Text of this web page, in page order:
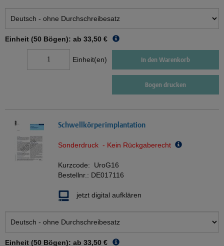
Einheit (50 Bögen): ab 33,50 €
Einheit(en) In den Warenkorb
Bogen drucken
Schwellkörperimplantation
Sonderdruck - Kein Rückgaberecht
Kurzcode: UroG16
Bestellnr.: DE017116
jetzt digital aufklären
Einheit (50 Bögen): ab 33,50 €